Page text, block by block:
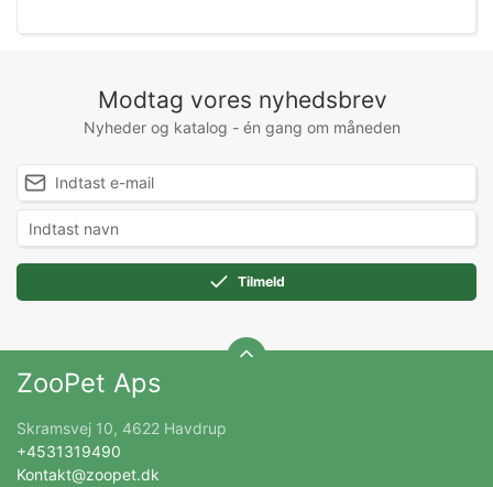
Modtag vores nyhedsbrev
Nyheder og katalog - én gang om måneden
Tilmeld
ZooPet Aps
Skramsvej 10, 4622 Havdrup
+4531319490
Kontakt@zoopet.dk